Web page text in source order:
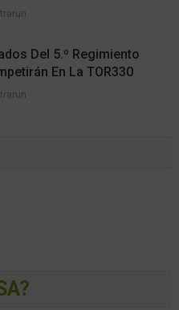
Del 5.º Regimiento
En La TOR330